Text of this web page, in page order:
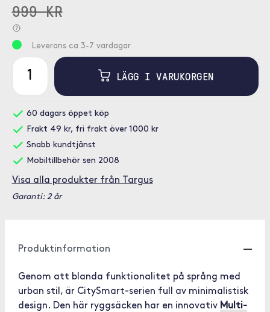
999 KR
Leverans ca 3-7 vardagar
LÄGG I VARUKORGEN
60 dagars öppet köp
Frakt 49 kr, fri frakt över 1000 kr
Snabb kundtjänst
Mobiltillbehör sen 2008
Visa alla produkter från Targus
Garanti: 2 år
Produktinformation
Genom att blanda funktionalitet på språng med
urban stil, är CitySmart-serien full av minimalistisk
design. Den här ryggsäcken har en innovativ Multi-